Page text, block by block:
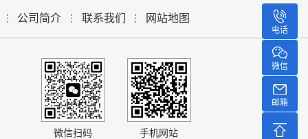
公司简介 联系我们 网站地图
微信扫码 手机网站
电话
微信
邮箱